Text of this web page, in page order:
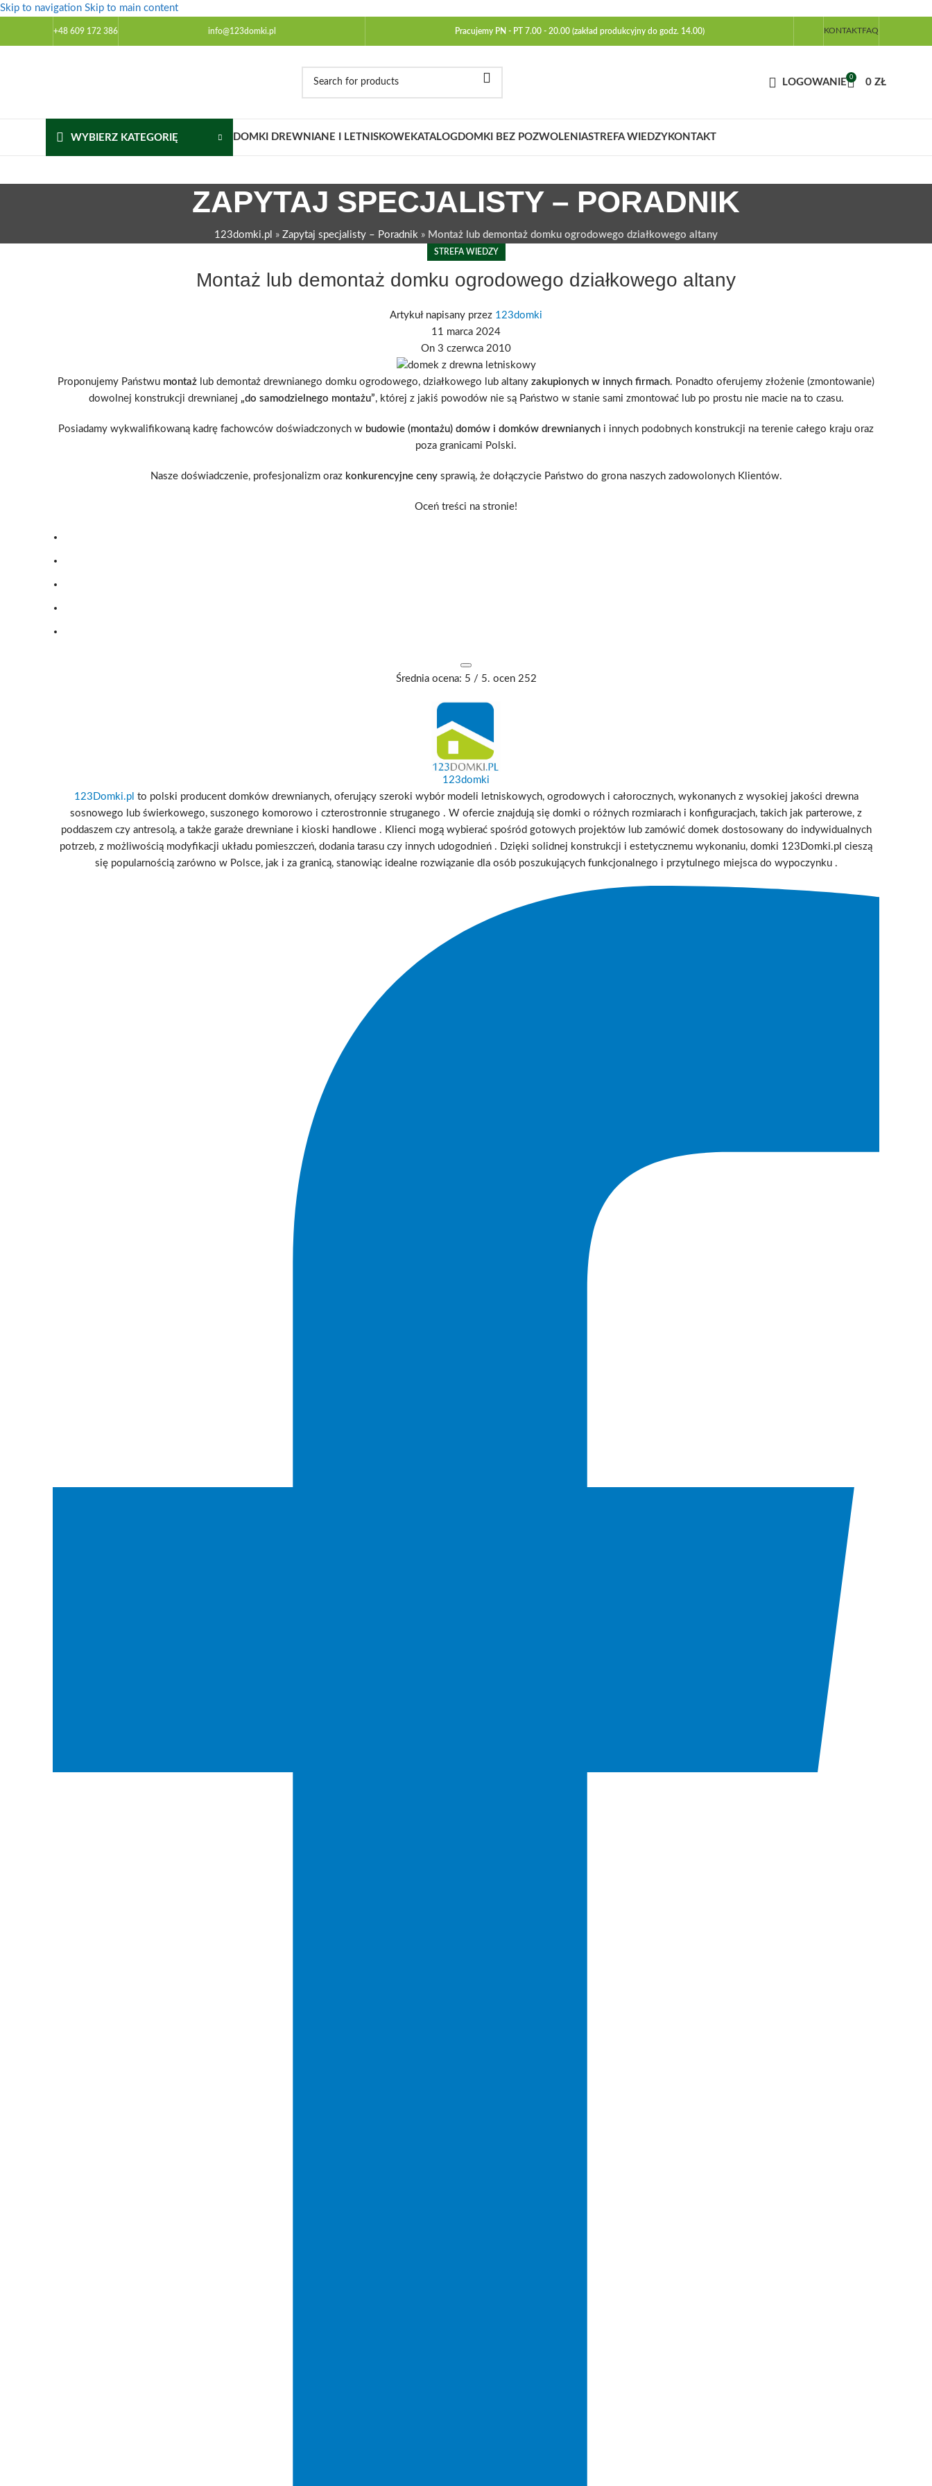
Skip to navigation Skip to main content
+48 609 172 386 info@123domki.pl Pracujemy PN - PT 7.00 - 20.00 (zakład produkcyjny do godz. 14.00) KONTAKTFAQ
LOGOWANIE 0 0 ZŁ
WYBIERZ KATEGORIĘ DOMKI DREWNIANE I LETNISKOWE KATALOG DOMKI BEZ POZWOLENIASTREFA WIEDZY KONTAKT
ZAPYTAJ SPECJALISTY – PORADNIK
123domki.pl » Zapytaj specjalisty – Poradnik » Montaż lub demontaż domku ogrodowego działkowego altany
STREFA WIEDZY
Montaż lub demontaż domku ogrodowego działkowego altany
Artykuł napisany przez 123domki
11 marca 2024
On 3 czerwca 2010
Proponujemy Państwu montaż lub demontaż drewnianego domku ogrodowego, działkowego lub altany zakupionych w innych firmach. Ponadto oferujemy złożenie (zmontowanie)
dowolnej konstrukcji drewnianej „do samodzielnego montażu”, której z jakiś powodów nie są Państwo w stanie sami zmontować lub po prostu nie macie na to czasu.
Posiadamy wykwalifikowaną kadrę fachowców doświadczonych w budowie (montażu) domów i domków drewnianych i innych podobnych konstrukcji na terenie całego kraju oraz
poza granicami Polski.
Nasze doświadczenie, profesjonalizm oraz konkurencyjne cenysprawią, że dołączycie Państwo do grona naszych zadowolonych Klientów.
Oceń treści na stronie!
Średnia ocena: 5 / 5. ocen 252
123domki
123Domki.pl to polski producent domków drewnianych, oferujący szeroki wybór modeli letniskowych, ogrodowych i całorocznych, wykonanych z wysokiej jakości drewna
sosnowego lub świerkowego, suszonego komorowo i czterostronnie struganego . W ofercie znajdują się domki o różnych rozmiarach i konfiguracjach, takich jak parterowe, z
poddaszem czy antresolą, a także garaże drewniane i kioski handlowe . Klienci mogą wybierać spośród gotowych projektów lub zamówić domek dostosowany do indywidualnych
potrzeb, z możliwością modyfikacji układu pomieszczeń, dodania tarasu czy innych udogodnień . Dzięki solidnej konstrukcji i estetycznemu wykonaniu, domki 123Domki.pl cieszą
się popularnością zarówno w Polsce, jak i za granicą, stanowiąc idealne rozwiązanie dla osób poszukujących funkcjonalnego i przytulnego miejsca do wypoczynku .